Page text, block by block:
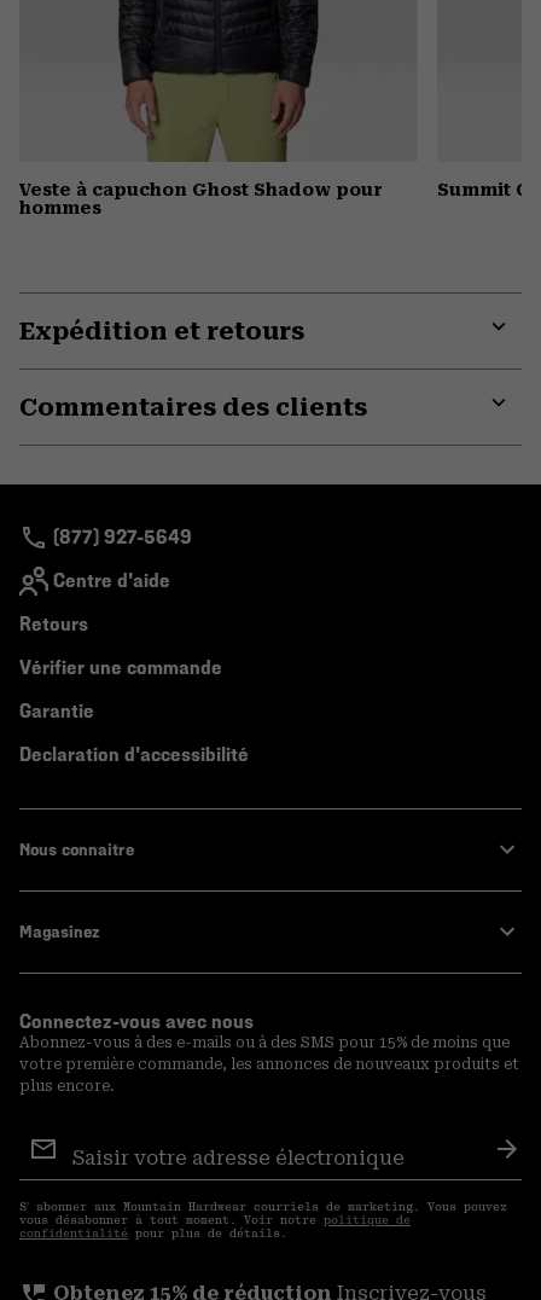
Veste à capuchon Ghost Shadow pour
hommes
Summit
Expédition et retours
Commentaires des clients
(877) 927-5649
Centre d'aide
Retours
Vérifier une commande
Garantie
Declaration d'accessibilité
Nous connaitre
Magasinez
Connectez-vous avec nous
Abonnez-vous à des e-mails ou à des SMS pour 15% de moins que
votre première commande, les annonces de nouveaux produits et
plus encore.
aux
courriels
S′ abonner aux Mountain Hardwear courriels de marketing. Vous pouvez
vous désabonner à tout moment. Voir notre politique de
confidentialité pour plus de détails.
Obtenez 15% de réduction Inscrivez-vous